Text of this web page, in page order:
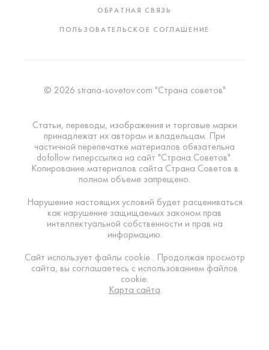
ОБРАТНАЯ СВЯЗЬ
ПОЛЬЗОВАТЕЛЬСКОЕ СОГЛАШЕНИЕ
© 2026 strana-sovetov.com "Страна советов"
Статьи, переводы, изображения и торговые марки
принадлежат их авторам и владельцам. При
частичной перепечатке материалов обязательна
dofollow гиперссылка на сайт "Страна Советов".
Копирование материалов сайта Страна Советов в
полном объеме запрещено.
Нарушение настоящих условий будет расцениваться
как нарушение защищаемых законом прав
интеллектуальной собственности и прав на
информацию.
Сайт использует файлы cookie . Продолжая просмотр
сайта, вы соглашаетесь с использованием файлов
cookie.
Карта сайта